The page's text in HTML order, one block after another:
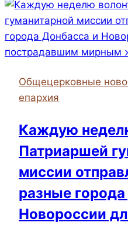
пгт
Общецерковные
епархия
Каждую
Патриаршей
миссии
разные
Новороссии